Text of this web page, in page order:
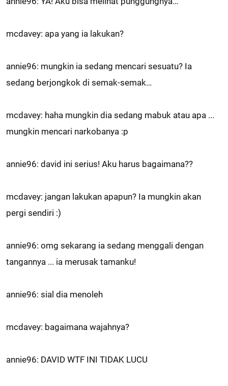
mcdavey: apa yang ia lakukan?
annie96: mungkin ia sedang mencari sesuatu? Ia
sedang berjongkok di semak-semak…
mcdavey: haha mungkin dia sedang mabuk atau apa ...
mungkin mencari narkobanya :p
annie96: david ini serius! Aku harus bagaimana??
mcdavey: jangan lakukan apapun? Ia mungkin akan
pergi sendiri :)
annie96: omg sekarang ia sedang menggali dengan
tangannya ... ia merusak tamanku!
annie96: sial dia menoleh
mcdavey: bagaimana wajahnya?
annie96: DAVID WTF INI TIDAK LUCU